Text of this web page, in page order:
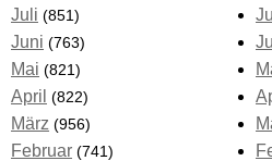
Juli (851)
Juni (763)
Mai (821)
April (822)
März (956)
Februar (741)